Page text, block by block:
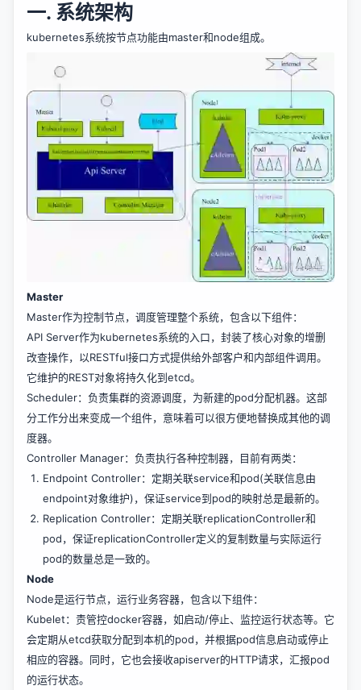
一. 系统架构
kubernetes系统按节点功能由master和node组成。
Master
Master作为控制节点，调度管理整个系统，包含以下组件：
API Server作为kubernetes系统的入口，封装了核心对象的增删
改查操作，以RESTful接口方式提供给外部客户和内部组件调用。
它维护的REST对象将持久化到etcd。
Scheduler：负责集群的资源调度，为新建的pod分配机器。这部
分工作分出来变成一个组件，意味着可以很方便地替换成其他的调
度器。
Controller Manager：负责执行各种控制器，目前有两类：
Endpoint Controller：定期关联service和pod(关联信息由
endpoint对象维护)，保证service到pod的映射总是最新的。
Replication Controller：定期关联replicationController和
pod，保证replicationController定义的复制数量与实际运行
pod的数量总是一致的。
Node
Node是运行节点，运行业务容器，包含以下组件：
Kubelet：责管控docker容器，如启动/停止、监控运行状态等。它
会定期从etcd获取分配到本机的pod，并根据pod信息启动或停止
相应的容器。同时，它也会接收apiserver的HTTP请求，汇报pod
的运行状态。